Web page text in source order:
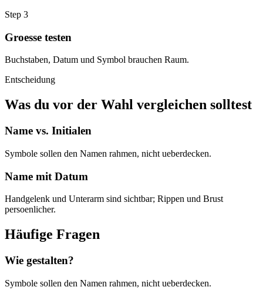
Step 3
Groesse testen
Buchstaben, Datum und Symbol brauchen Raum.
Entscheidung
Was du vor der Wahl vergleichen solltest
Name vs. Initialen
Symbole sollen den Namen rahmen, nicht ueberdecken.
Name mit Datum
Handgelenk und Unterarm sind sichtbar; Rippen und Brust
persoenlicher.
Häufige Fragen
Wie gestalten?
Symbole sollen den Namen rahmen, nicht ueberdecken.